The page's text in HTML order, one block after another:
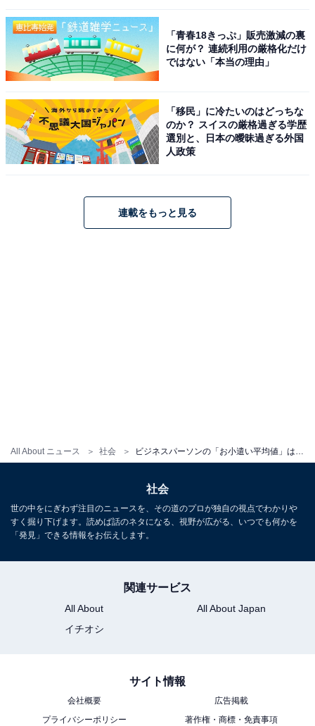
All About ニュース 社会
・これだけはやめて！ お金が貯まらない人の習慣5つ
【関連リンク】
「青春18きっぷ」販売激減の裏
に何が？ 連続利用の厳格化だけ
ではない「本当の理由」
「移民」に冷たいのはどっちな
のか？ スイスの厳格過ぎる学歴
選別と、日本の曖昧過ぎる外国
人政策
連載をもっと見る
社会
世の中をにぎわず注目のニュースを、その道のプロが独自の視点でわかりや
すく掘り下げます。読めば話のネタになる、視野が広がる、いつでも何かを
「発見」できる情報をお伝えします。
関連サービス
All About
All About Japan
イチオシ
サイト情報
会社概要
広告掲載
プライバシーポリシー
著作権・商標・免責事項